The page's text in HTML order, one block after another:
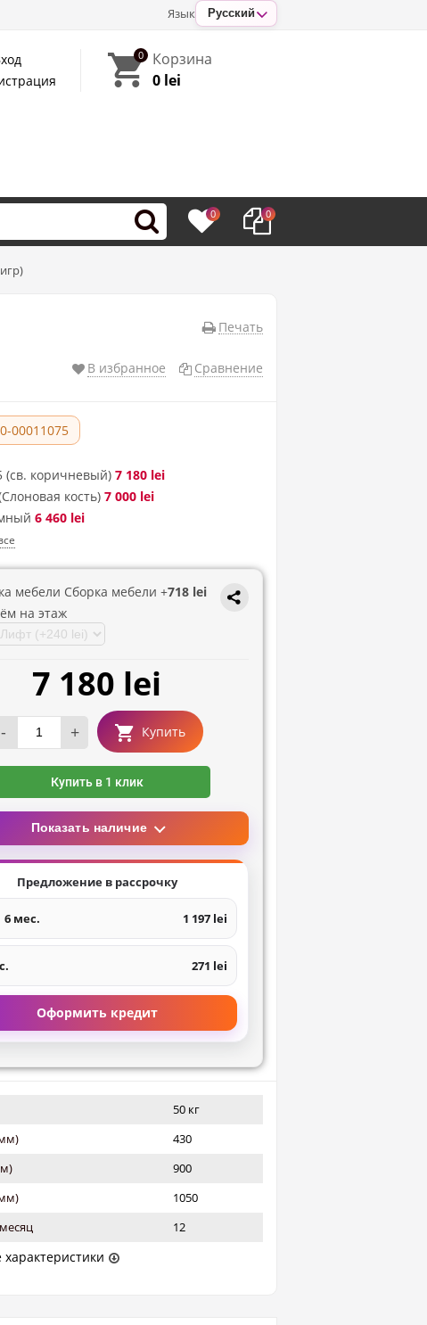
Язык Русский
0
Корзина
0 lei
0 0
Печать
В избранное Сравнение
00011075
(св. коричневый) 7 180 lei
кость) 7 000 lei
6 460 lei
мебели Сборка мебели +718 lei
на этаж
7 180 lei
- + Купить
Купить в 1 клик
Показать наличие
Предложение в рассрочку
6 мес. 1 197 lei
271 lei
Оформить кредит
50 кг
430
900
1050
12